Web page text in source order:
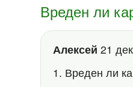
Вреден ли
Алексей 21
1. Вреден ли